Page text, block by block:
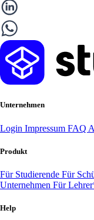
Unternehmen
Login Impressum FAQ
Produkt
Für Studierende Für
Unternehmen Für
Help